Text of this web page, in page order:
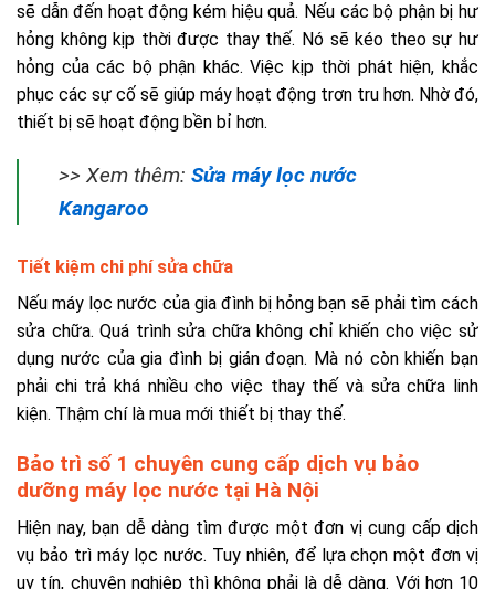
sẽ dẫn đến hoạt động kém hiệu quả. Nếu các bộ phận bị hư
hỏng không kịp thời được thay thế. Nó sẽ kéo theo sự hư
hỏng của các bộ phận khác. Việc kịp thời phát hiện, khắc
phục các sự cố sẽ giúp máy hoạt động trơn tru hơn. Nhờ đó,
thiết bị sẽ hoạt động bền bỉ hơn.
>> Xem thêm: Sửa máy lọc nước
Kangaroo
Tiết kiệm chi phí sửa chữa
Nếu máy lọc nước của gia đình bị hỏng bạn sẽ phải tìm cách
sửa chữa. Quá trình sửa chữa không chỉ khiến cho việc sử
dụng nước của gia đình bị gián đoạn. Mà nó còn khiến bạn
phải chi trả khá nhiều cho việc thay thế và sửa chữa linh
kiện. Thậm chí là mua mới thiết bị thay thế.
Bảo trì số 1 chuyên cung cấp dịch vụ bảo
dưỡng máy lọc nước tại Hà Nội
Hiện nay, bạn dễ dàng tìm được một đơn vị cung cấp dịch
vụ bảo trì máy lọc nước. Tuy nhiên, để lựa chọn một đơn vị
uy tín, chuyên nghiệp thì không phải là dễ dàng. Với hơn 10